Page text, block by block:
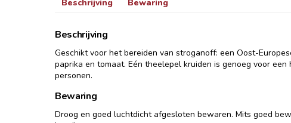
Beschrijving Bewaring
Beschrijving
Geschikt voor het bereiden van stroganoff: een Oost-
paprika en tomaat. Eén theelepel kruiden is genoeg voor een
personen.
Bewaring
Droog en goed luchtdicht afgesloten bewaren. Mits goed